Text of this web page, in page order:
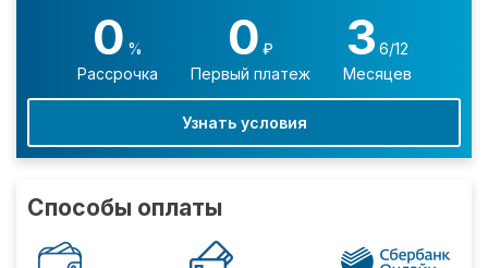
0 %
Рассрочка
0 ₽
Первый платеж
3 6/12
Месяцев
Узнать условия
Способы оплаты